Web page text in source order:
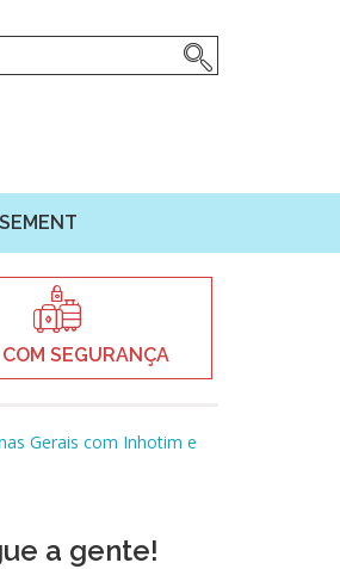
SEGURANÇA
Gerais com Inhotim e
a gente!